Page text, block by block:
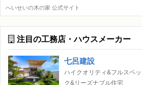
へいせいの木の家 公式サイト
注目の工務店・ハウスメーカー
七呂建設
ハイクオリティ&フルスペッ
ク&リーズナブル住宅